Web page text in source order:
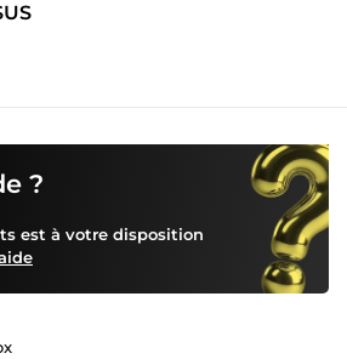
?
est à votre disposition